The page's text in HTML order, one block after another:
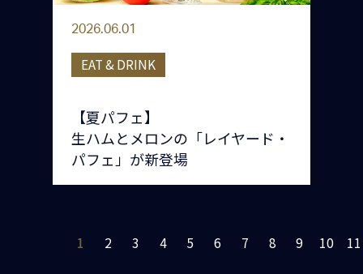
2026.06.01
EAT & DRINK
【夏パフェ】
生ハムとメロンの「レイヤード・
パフェ」が新登場
1 2 3 4 5 6 7 8 9 10 11